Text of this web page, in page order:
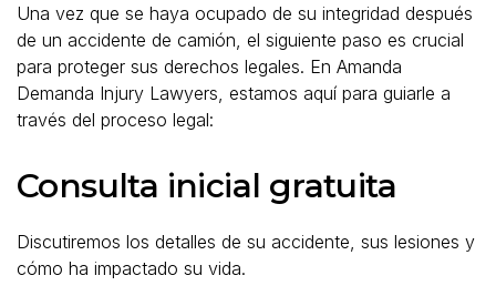
Una vez que se haya ocupado de su integridad después
de un accidente de camión, el siguiente paso es crucial
para proteger sus derechos legales. En Amanda
Demanda Injury Lawyers, estamos aquí para guiarle a
través del proceso legal:
Consulta inicial gratuita
Discutiremos los detalles de su accidente, sus lesiones y
cómo ha impactado su vida.